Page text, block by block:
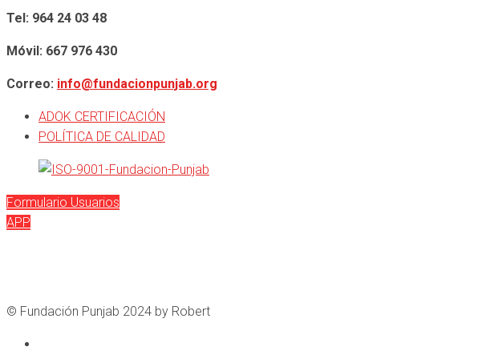
Tel: 964 24 03 48
Móvil: 667 976 430
Correo: info@fundacionpunjab.org
ADOK CERTIFICACIÓN
POLÍTICA DE CALIDAD
Formulario Usuarios
APP
© Fundación Punjab 2024 by Robert